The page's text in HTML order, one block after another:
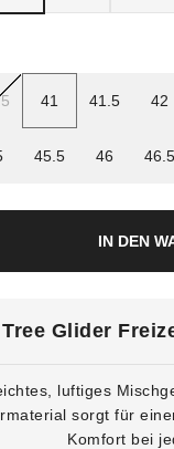
41 41.5 42
45.5 46 46.5
IN DEN
Tree Glider
luftiges
sorgt für
Komfort bei